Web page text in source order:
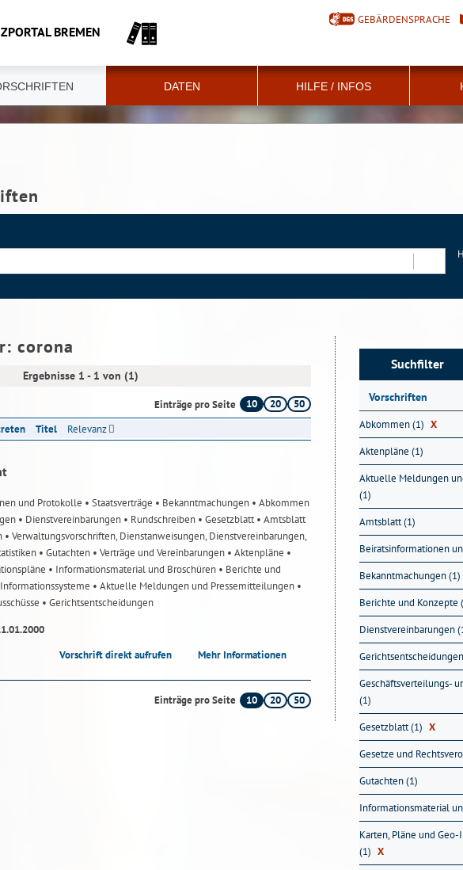
BREMEN
GEBÄRDENSPRACHE
DATEN HILFE / INFOS
corona
Ergebnisse 1 - 1 von (1)
Einträge pro Seite 10 20
50
Titel Relevanz
und Protokolle • Staatsverträge • Bekanntmachungen • Abkommen
• Dienstvereinbarungen • Rundschreiben • Gesetzblatt• Amtsblatt
• Verwaltungsvorschriften, Dienstanweisungen, Dienstvereinbarungen,
• Gutachten • Verträge und Vereinbarungen • Aktenpläne •
• Informationsmaterial und Broschüren • Berichte und
• Aktuelle Meldungen und Pressemitteilungen •
• Gerichtsentscheidungen
Vorschrift direkt aufrufen Mehr Informationen
Einträge pro Seite 10 20 50
Suchfilter
Vorschriften
Abkommen (1) X
Aktenpläne (1)
Aktuelle Meldungen
(1)
Amtsblatt (1)
Beiratsinformationen
Bekanntmachungen (1)
Berichte und Konzepte
Dienstvereinbarungen
Geschäftsverteilungs-
(1)
Gesetzblatt (1) X
Gesetze und
Gutachten (1)
Informationsmaterial
Karten, Pläne und
(1) X